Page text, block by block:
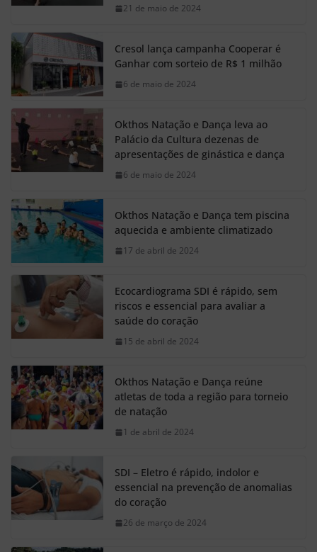
21 de maio de 2024
Cresol lança campanha Cooperar é
Ganhar com sorteio de R$ 1 milhão
6 de maio de 2024
Okthos Natação e Dança leva ao
Palácio da Cultura dezenas de
apresentações de ginástica e dança
6 de maio de 2024
Okthos Natação e Dança tem piscina
aquecida e ambiente climatizado
17 de abril de 2024
Ecocardiograma SDI é rápido, sem
riscos e essencial para avaliar a
saúde do coração
15 de abril de 2024
Okthos Natação e Dança reúne
atletas de toda a região para torneio
de natação
1 de abril de 2024
SDI – Eletro é rápido, indolor e
essencial na prevenção de anomalias
do coração
26 de março de 2024